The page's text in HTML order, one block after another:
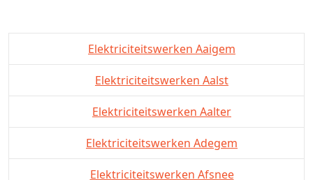
Elektriciteitswerken Aaigem
Elektriciteitswerken Aalst
Elektriciteitswerken Aalter
Elektriciteitswerken Adegem
Elektriciteitswerken Afsnee